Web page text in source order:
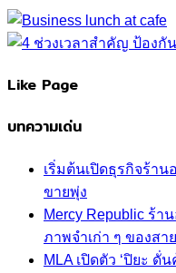
Like Page
บทความเด่น
เริ่มต้นเปิดธุรกิจร้าน
ขายพุ่ง
Mercy Republic ร้า
ภาพจำเก่า ๆ ของสา
MLA เปิดตัว ‘ปิยะ ดั่